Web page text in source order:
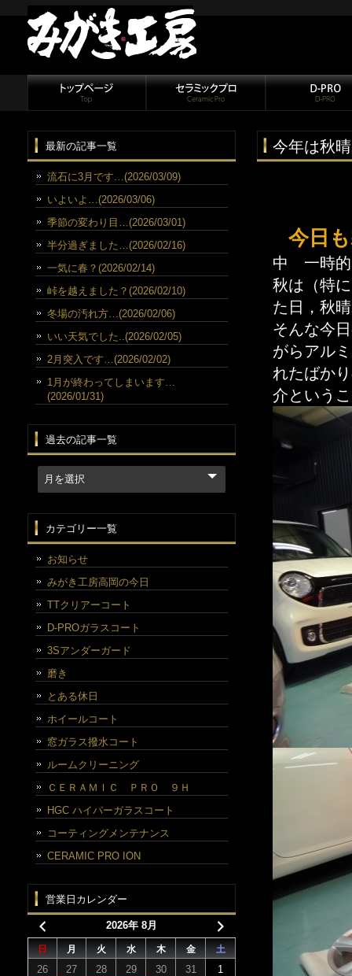
今年は秋
今日
中 一時的
秋は（特
た日，秋
そんな今
がらアル
れたばか
介という
最新の記事一覧
流石に3月です…(2026/03/09)
いよいよ…(2026/03/06)
季節の変わり目…(2026/03/01)
半分過ぎました…(2026/02/16)
一気に春？(2026/02/14)
峠を越えました？(2026/02/10)
冬場の汚れ方…(2026/02/06)
いい天気でした..(2026/02/05)
2月突入です…(2026/02/02)
1月が終わってしまいます…
(2026/01/31)
過去の記事一覧
カテゴリー一覧
お知らせ
みがき工房高岡の今日
TTクリアーコート
D-PROガラスコート
3Sアンダーガード
磨き
とある休日
ホイールコート
窓ガラス撥水コート
ルームクリーニング
ＣＥＲＡＭＩＣ ＰＲＯ ９Ｈ
HGC ハイパーガラスコート
コーティングメンテナンス
CERAMIC PRO ION
営業日カレンダー
2026年 8月
日 月 火 水 木 金 土
26 27 28 29 30 31
1